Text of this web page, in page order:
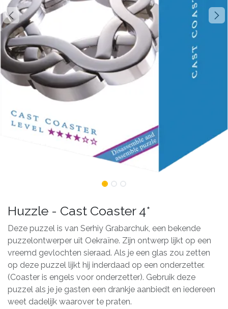
Huzzle - Cast Coaster 4*
Deze puzzel is van Serhiy Grabarchuk, een bekende
puzzelontwerper uit Oekraïne. Zijn ontwerp lijkt op een
vreemd gevlochten sieraad. Als je een glas zou zetten
op deze puzzel lijkt hij inderdaad op een onderzetter.
(Coaster is engels voor onderzetter). Gebruik deze
puzzel als je je gasten een drankje aanbiedt en iedereen
weet dadelijk waarover te praten.